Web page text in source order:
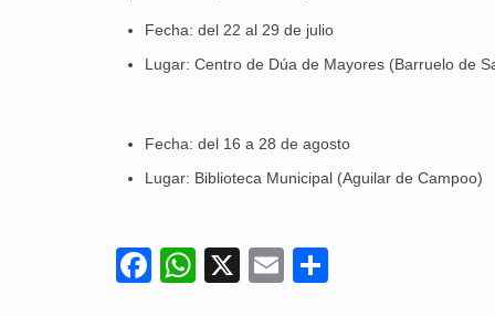
Fecha: del 22 al 29 de julio
Lugar: Centro de Dúa de Mayores (Barruelo de
Fecha: del 16 a 28 de agosto
Lugar: Biblioteca Municipal (Aguilar de Campoo)
Facebook
WhatsApp
X Email